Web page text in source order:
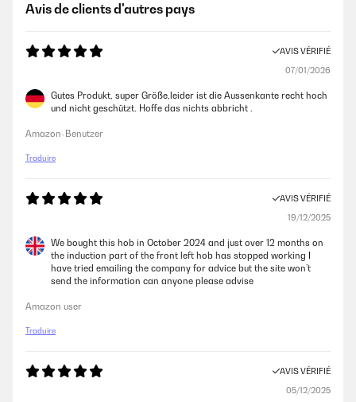
Avis de clients d'autres pays
AVIS VÉRIFIÉ
07/01/2026
Gutes Produkt, super Größe,leider ist die Aussenkante recht hoch
und nicht geschützt. Hoffe das nichts abbricht .
Amazon-Benutzer
Traduire
AVIS VÉRIFIÉ
19/12/2025
We bought this hob in October 2024 and just over 12 months on
the induction part of the front left hob has stopped working I
have tried emailing the company for advice but the site won’t
send the information can anyone please advise
Amazon user
Traduire
AVIS VÉRIFIÉ
05/12/2025